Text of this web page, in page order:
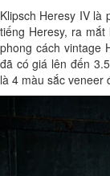
Klipsch Heresy IV là
tiếng Heresy, ra
phong cách vintage
đã có giá lên đến
là 4 màu sắc veneer